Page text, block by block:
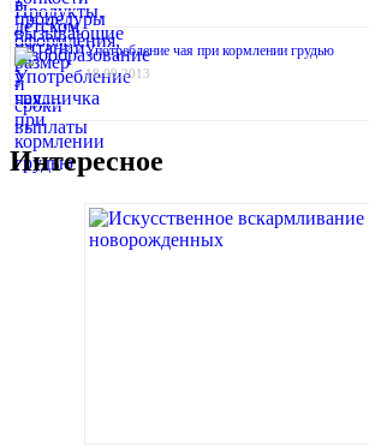
Употребление чая при кормлении грудью
18.09.2013
Интересное